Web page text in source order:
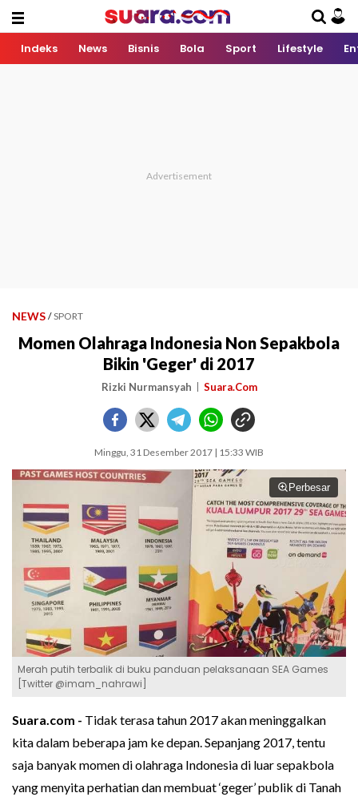
Indeks News Bisnis Bola Sport Lifestyle
NEWS / SPORT
Momen Olahraga Indonesia Non Sepakbola
Bikin 'Geger' di 2017
Rizki Nurmansyah Suara.Com
Minggu, 31 Desember 2017 | 15:33 WIB
Perbesar
Merah putih terbalik di buku panduan pelaksanaan SEA Games
[Twitter @imam_nahrawi]
Suara.com - Tidak terasa tahun 2017 akan meninggalkan
kita dalam beberapa jam ke depan. Sepanjang 2017, tentu
saja banyak momen di olahraga Indonesia di luar sepakbola
yang menyita perhatian dan membuat ‘geger’ publik di Tanah